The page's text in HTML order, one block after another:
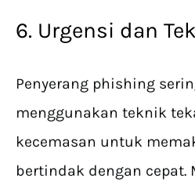
6. Urgensi dan
Penyerang phishing
menggunakan teknik
kecemasan untuk
bertindak dengan cepat.